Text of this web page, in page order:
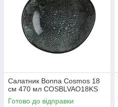
Салатник Bonna Cosmos 18
см 470 мл COSBLVAO18KS
Готово до відправки